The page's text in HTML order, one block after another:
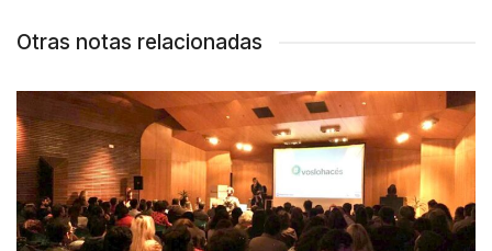
Otras notas relacionadas